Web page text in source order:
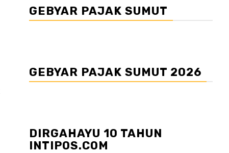
GEBYAR PAJAK SUMUT
GEBYAR PAJAK SUMUT 2026
DIRGAHAYU 10 TAHUN
INTIPOS.COM